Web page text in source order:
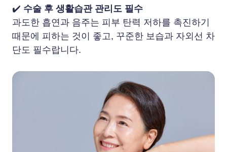
✔️ 수술 후 생활습관 관리도 필수
과도한 흡연과 음주는 피부 탄력 저하를 촉진하기
때문에 피하는 것이 좋고, 꾸준한 보습과 자외선 차
단도 필수랍니다.